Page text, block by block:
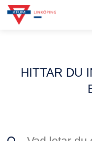
HITTAR DU